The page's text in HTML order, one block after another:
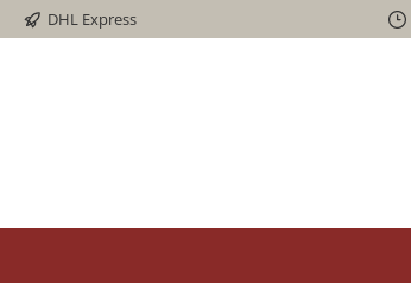
Zur Hauptnavigation springen
DHL Express